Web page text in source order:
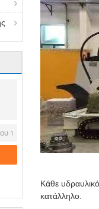
Κάθε
κατάλληλο.